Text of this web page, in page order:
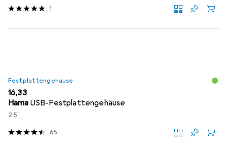
1
Festplattengehäuse
EUR
16,33
Hama USB-Festplattengehäuse
2.5"
65